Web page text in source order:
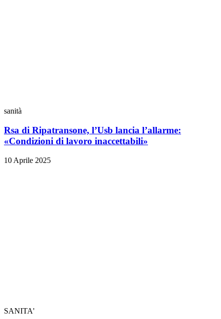
sanità
Rsa di Ripatransone, l’Usb lancia l’allarme:
«Condizioni di lavoro inaccettabili»
10 Aprile 2025
SANITA'